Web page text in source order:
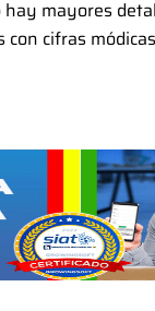
mayores
cifras